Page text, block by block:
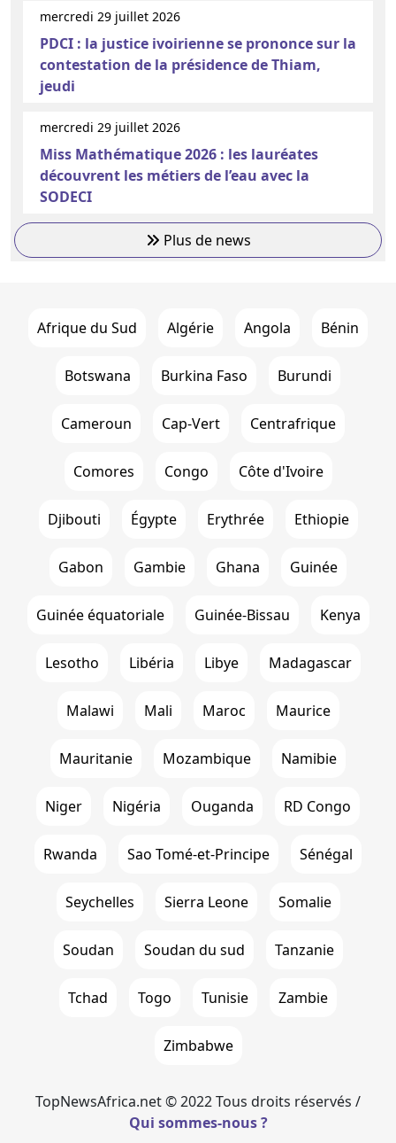
mercredi 29 juillet 2026
PDCI : la justice ivoirienne se prononce sur la
contestation de la présidence de Thiam,
jeudi
mercredi 29 juillet 2026
Miss Mathématique 2026 : les lauréates
découvrent les métiers de l’eau avec la
SODECI
Plus de news
Afrique du Sud Algérie Angola Bénin
Botswana Burkina Faso Burundi
Cameroun Cap-Vert Centrafrique
Comores Congo Côte d'Ivoire
Djibouti Égypte Erythrée Ethiopie
Gabon Gambie Ghana Guinée
Guinée équatoriale Guinée-Bissau Kenya
Lesotho Libéria Libye Madagascar
Malawi Mali Maroc Maurice
Mauritanie Mozambique Namibie
Niger Nigéria Ouganda RD Congo
Rwanda Sao Tomé-et-Principe Sénégal
Seychelles Sierra Leone Somalie
Soudan Soudan du sud Tanzanie
Tchad Togo Tunisie Zambie
Zimbabwe
TopNewsAfrica.net © 2022 Tous droits réservés /
Qui sommes-nous ?